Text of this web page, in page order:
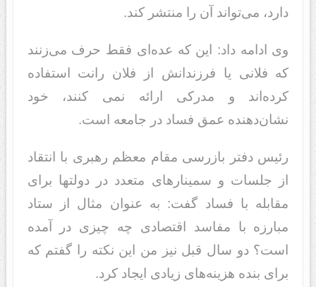
دارد، می‌تواند آن را منتشر کند.
وی ادامه داد: این که عده‌ای فقط حرف می‌زنند
که فلانی یا فرزندانش از فلان رانت استفاده
کرده‌اند و مدرکی ارائه نمی کنند، خود
نشان‌دهنده عمق فساد در جامعه است.
رئیس دفتر بازرسی مقام معظم رهبری با انتقاد
از جلسات و سمینارهای متعدد در دولتها برای
مقابله با فساد گفت: به عنوان مثال از ستاد
مبارزه با مفاسد اقتصادی چه چیزی در آمده
است؟ دو سال قبل نیز من این نکته را گفتم که
برای بنده هزینه‌های زیادی ایجاد کرد.